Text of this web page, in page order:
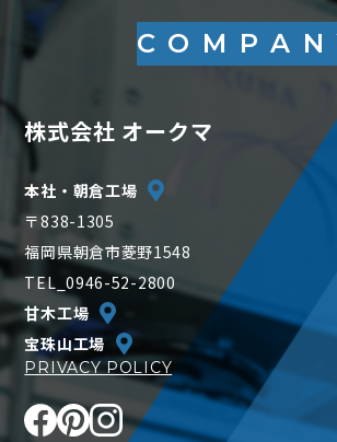
株式会社 オークマ
本社・朝倉工場
〒838-1305
福岡県朝倉市菱野1548
TEL_0946-52-2800
甘木工場
宝珠山工場
PRIVACY POLICY